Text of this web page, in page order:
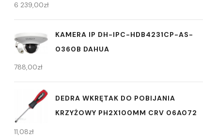
6 239,00zł
KAMERA IP DH-IPC-HDB4231CP-AS-
0360B DAHUA
788,00zł
DEDRA WKRĘTAK DO POBIJANIA
KRZYŻOWY PH2X100MM CRV 06A072
11,08zł